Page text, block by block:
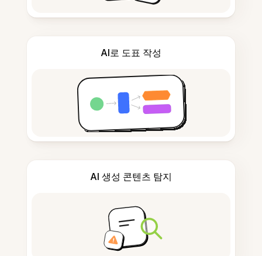
AI로 도표 작성
AI 생성 콘텐츠 탐지